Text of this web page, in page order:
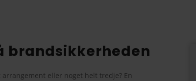
brandsikkerheden
eller noget helt tredje? En